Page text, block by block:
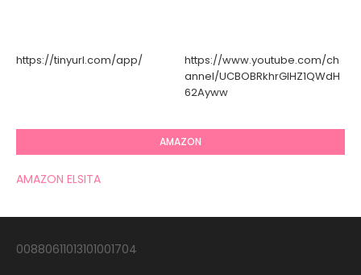
https://tinyurl.com/app/
https://www.youtube.com/ch
annel/UCBOBRkhrGIHZ1QWdH
62Ayww
AMAZON
AMAZON ELSITA
00880611013101001704